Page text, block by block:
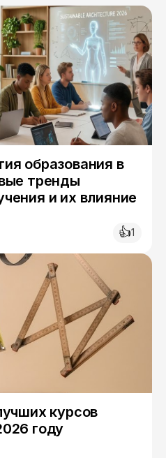
образования в
тренды
и их влияние
👍1
курсов
году